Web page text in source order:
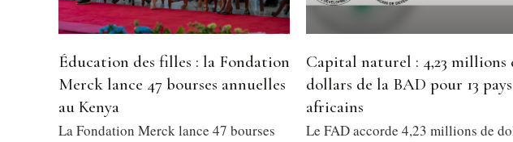
Éducation des filles : la Fondation
Merck lance 47 bourses annuelles
au Kenya
La Fondation Merck lance 47 bourses
Capital naturel : 4,23 millions
dollars de la BAD pour 13 pays
africains
Le FAD accorde 4,23 millions de